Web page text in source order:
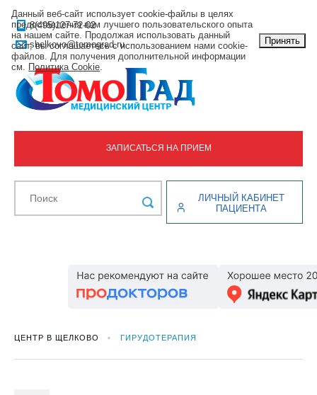
8(495)127-72-02
shelkovo@tomograd.ru
ЗАПИСАТЬСЯ НА ПРИЕМ
ЛИЧНЫЙ КАБИНЕТ
ПАЦИЕНТА
ЦЕНТР В ЩЕЛКОВО ГИРУДОТЕРАПИЯ
Данный веб-сайт использует cookie-файлы в целях
предоставления вам лучшего пользовательского опыта
на нашем сайте. Продолжая использовать данный
сайт, вы соглашаетесь с использованием нами cookie-
файлов. Для получения дополнительной информации
см. Политика Cookie.
Принять